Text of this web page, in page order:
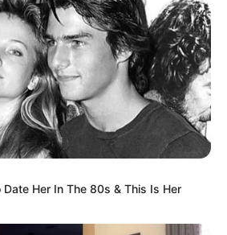
Her In The 80s & This Is Her